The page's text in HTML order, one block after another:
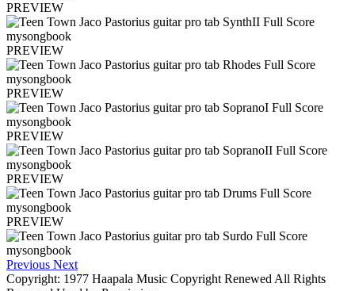
PREVIEW
PREVIEW
PREVIEW
PREVIEW
PREVIEW
PREVIEW
Previous Next
Copyright: 1977 Haapala Music Copyright Renewed All Rights